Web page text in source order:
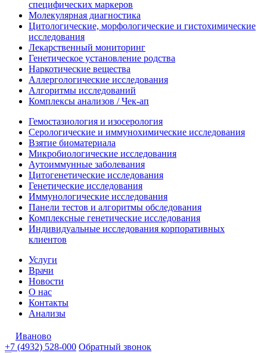
специфических маркеров
Молекулярная диагностика
Цитологические, морфологические и гистохимические
исследования
Лекарственный мониторинг
Генетическое установление родства
Наркотические вещества
Аллергологические исследования
Алгоритмы исследований
Комплексы анализов / Чек-ап
Гемостазиология и изосерология
Серологические и иммунохимические исследования
Взятие биоматериала
Микробиологические исследования
Аутоиммунные заболевания
Цитогенетические исследования
Генетические исследования
Иммунологические исследования
Панели тестов и алгоритмы обследования
Комплексные генетические исследования
Индивидуальные исследования корпоративных
клиентов
Услуги
Врачи
Новости
О нас
Контакты
Анализы
Иваново
+7 (4932) 528-000 Обратный звонок